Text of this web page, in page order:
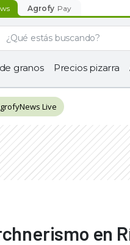
Agrofy Pay
granos Precios pizarra
Live
en